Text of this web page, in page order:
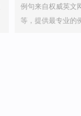
例句来自权威英文
等，提供最专业的